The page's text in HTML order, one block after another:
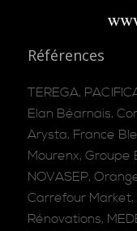
Références
TEREGA,
Elan Béarnais,
Arysta, France
Mourenx, Groupe
NOVASEP,
Carrefour Market,
Rénovations,